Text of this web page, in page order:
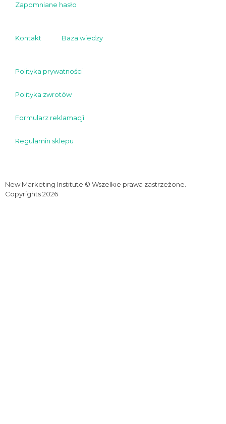
Zapomniane hasło
Kontakt Baza wiedzy
Polityka prywatności
Polityka zwrotów
Formularz reklamacji
Regulamin sklepu
New Marketing Institute © Wszelkie prawa zastrzeżone.
Copyrights 2026